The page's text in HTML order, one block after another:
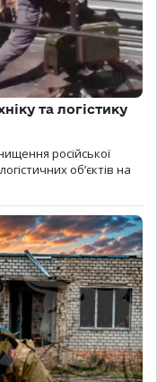
та логістику
російської
об’єктів на